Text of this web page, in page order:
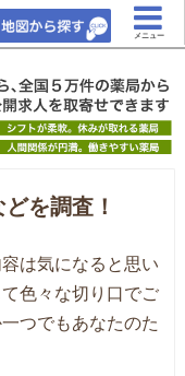
メニュー
を調査！
は気になると思い
色々な切り口でご
つでもあなたのた